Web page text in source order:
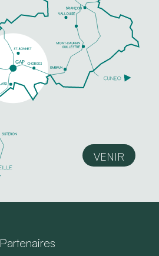
VENIR
Partenaires